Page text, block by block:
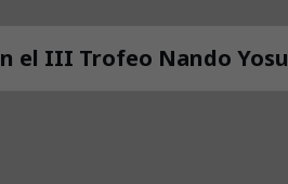
el III Trofeo Nando Yosu